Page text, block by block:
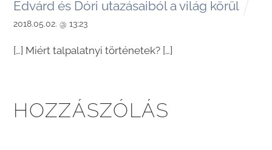
Edvárd és Dóri utazásaiból a világ körül
2018.05.02. @ 13:23
[…] Miért talpalatnyi történetek? […]
HOZZÁSZÓLÁS